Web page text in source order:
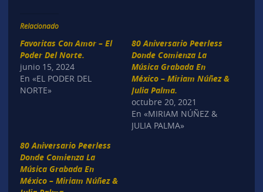
Relacionado
Favoritas Con Amor – El
Poder Del Norte.
junio 15, 2024
En «EL PODER DEL
NORTE»
80 Aniversario Peerless
Donde Comienza La
Música Grabada En
México – Miriam Núñez &
Julia Palma.
octubre 20, 2021
En «MIRIAM NÚÑEZ &
JULIA PALMA»
80 Aniversario Peerless
Donde Comienza La
Música Grabada En
México – Miriam Núñez &